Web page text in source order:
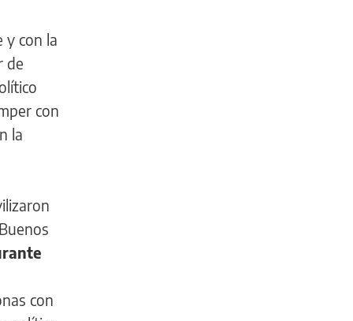
y con la
de
con
la
con